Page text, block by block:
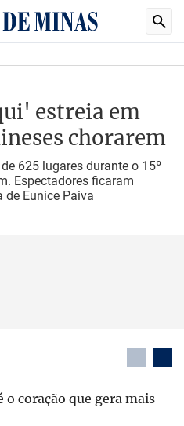
estreia em
chorarem
625 lugares durante o 15º
Espectadores ficaram
Eunice Paiva
coração que gera mais